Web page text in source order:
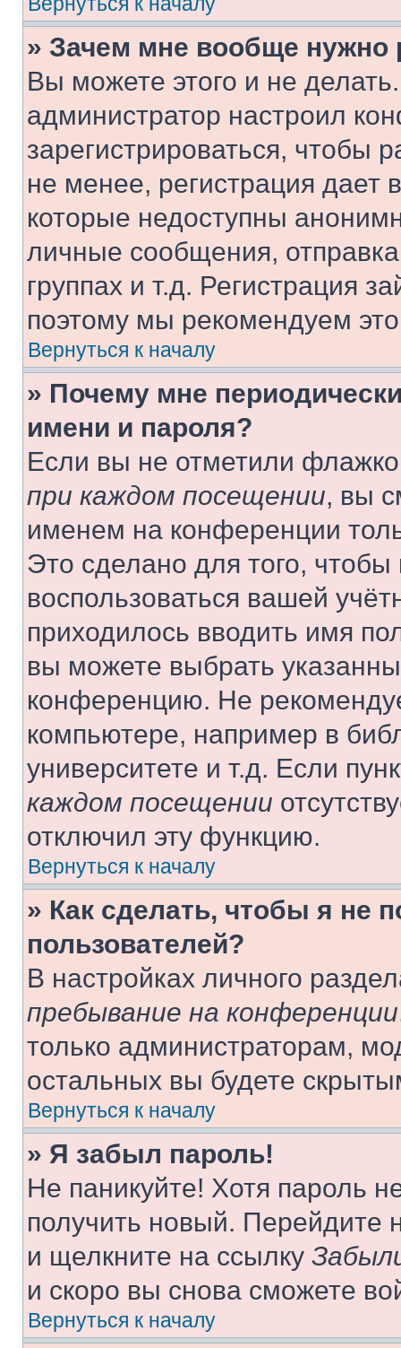
» Зачем мне вообще нужно
Вы можете этого и не
администратор настроил
зарегистрироваться, чтобы
не менее, регистрация
которые недоступны
личные сообщения,
группах и т.д. Регистрация
поэтому мы рекомендуем
Вернуться к началу
» Почему мне
имени и пароля?
Если вы не отметили
при каждом посещении, вы
именем на конференции
Это сделано для того, чтобы
воспользоваться вашей
приходилось вводить имя
вы можете выбрать
конференцию. Не
компьютере, например в
университете и т.д. Если
каждом посещении
отключил эту функцию.
Вернуться к началу
» Как сделать, чтобы я не
пользователей?
В настройках личного
пребывание на конференции
только администраторам,
остальных вы будете
Вернуться к началу
» Я забыл пароль!
Не паникуйте! Хотя пароль
получить новый. Перейдите
и щелкните на ссылку
и скоро вы снова сможете
Вернуться к началу